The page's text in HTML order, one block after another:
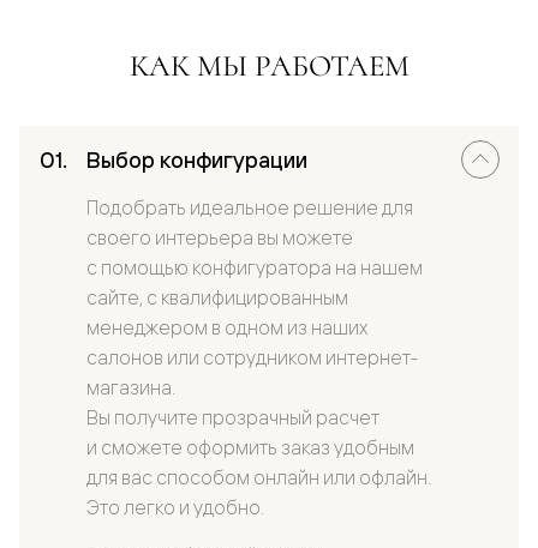
КАК МЫ РАБОТАЕМ
Выбор конфигурации
Подобрать идеальное решение для
своего интерьера вы можете
с помощью конфигуратора на нашем
сайте, с квалифицированным
менеджером в одном из наших
салонов или сотрудником интернет-
магазина.
Вы получите прозрачный расчет
и сможете оформить заказ удобным
для вас способом онлайн или офлайн.
Это легко и удобно.